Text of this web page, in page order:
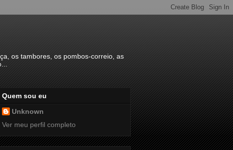
os tambores, os pombos-correio, as
Quem sou eu
Unknown
Ver meu perfil completo